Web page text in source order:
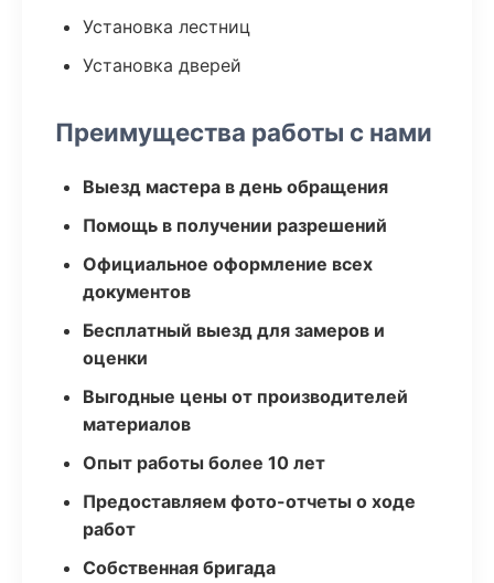
Установка лестниц
Установка дверей
Преимущества работы с нами
Выезд мастера в день обращения
Помощь в получении разрешений
Официальное оформление всех
документов
Бесплатный выезд для замеров и
оценки
Выгодные цены от производителей
материалов
Опыт работы более 10 лет
Предоставляем фото-отчеты о ходе
работ
Собственная бригада